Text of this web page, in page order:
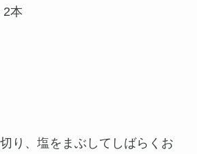
2本
り、塩をまぶしてしばらくお